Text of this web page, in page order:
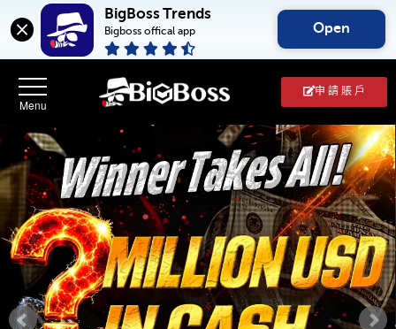
BigBoss Trends
Bigboss offical app Open
申 請 賬 戶
BigBoss(幣
博
外
匯
中
文